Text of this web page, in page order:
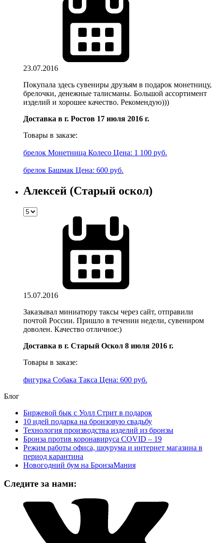
23.07.2016
Покупала здесь сувениры друзьям в подарок монетницу,
брелочки, денежные талисманы. Большой ассортимент
изделий и хорошее качество. Рекомендую)))
Доставка в г. Ростов 17 июля 2016 г.
Товары в заказе:
брелок Монетница Колесо Цена: 1 100 руб.
брелок Башмак Цена: 600 руб.
Алексей (Старый оскол)
15.07.2016
Заказывал миниатюру таксы через сайт, отправили
почтой России. Пришло в течении недели, сувениром
доволен. Качество отличное:)
Доставка в г. Старый Оскол 8 июля 2016 г.
Товары в заказе:
фигурка Собака Такса Цена: 600 руб.
Блог
Биржевой бык с Уолл Стрит в подарок
10 идей подарка на бронзовую свадьбу
Технология производства изделий из бронзы
Бронза против коронавируса COVID – 19
Режим работы офиса, шоурума и интернет магазина в
период карантина
Новогодний бум на БронзаМания
Следите за нами: